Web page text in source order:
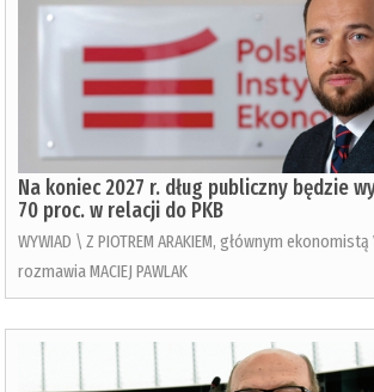
Na koniec 2027 r. dług publiczny będzie
70 proc. w relacji do PKB
WYWIAD \ Z PIOTREM ARAKIEM, głównym
rozmawia MACIEJ PAWLAK